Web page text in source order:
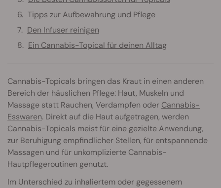
Tipps zur Aufbewahrung und Pflege
Den Infuser reinigen
Ein Cannabis-Topical für deinen Alltag
Cannabis-Topicals bringen das Kraut in einen anderen
Bereich der häuslichen Pflege: Haut, Muskeln und
Massage statt Rauchen, Verdampfen oder Cannabis-
Esswaren. Direkt auf die Haut aufgetragen, werden
Cannabis-Topicals meist für eine gezielte Anwendung,
zur Beruhigung empfindlicher Stellen, für entspannende
Massagen und für unkomplizierte Cannabis-
Hautpflegeroutinen genutzt.
Im Unterschied zu inhaliertem oder gegessenem